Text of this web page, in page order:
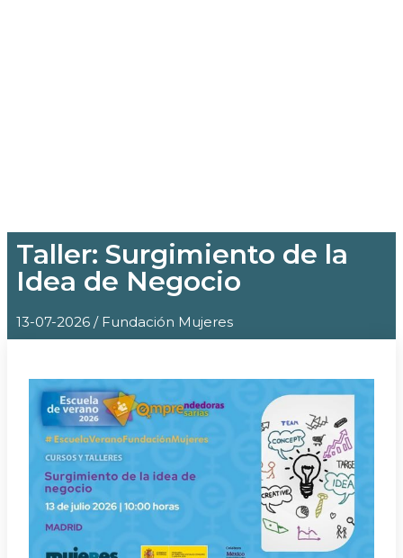
Taller: Surgimiento de la
Idea de Negocio
13-07-2026 / Fundación Mujeres